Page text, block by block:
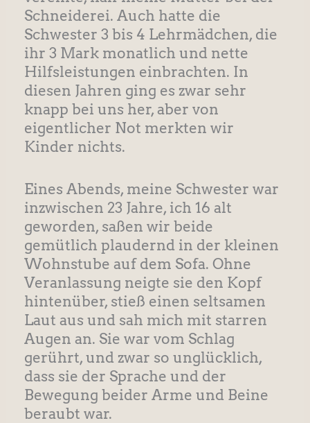
Schneiderei. Auch hatte die
Schwester 3 bis 4 Lehrmädchen, die
ihr 3 Mark monatlich und nette
Hilfsleistungen einbrachten. In
diesen Jahren ging es zwar sehr
knapp bei uns her, aber von
eigentlicher Not merkten wir
Kinder nichts.
Eines Abends, meine Schwester war
inzwischen 23 Jahre, ich 16 alt
geworden, saßen wir beide
gemütlich plaudernd in der kleinen
Wohnstube auf dem Sofa. Ohne
Veranlassung neigte sie den Kopf
hintenüber, stieß einen seltsamen
Laut aus und sah mich mit starren
Augen an. Sie war vom Schlag
gerührt, und zwar so unglücklich,
dass sie der Sprache und der
Bewegung beider Arme und Beine
beraubt war.